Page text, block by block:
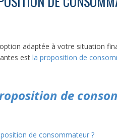
adaptée à votre situation
est la proposition de
de
de consommateur ?